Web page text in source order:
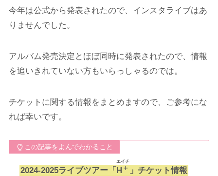
今年は公式から発表されたので、インスタライブはあ
りませんでした。
アルバム発売決定とほぼ同時に発表されたので、情報
を追いきれていない方もいらっしゃるのでは。
チケットに関する情報をまとめますので、ご参考にな
れば幸いです。
この記事をよんでわかること
2024-2025ライブツアー「 H ＋
エイチ
」チケット情報